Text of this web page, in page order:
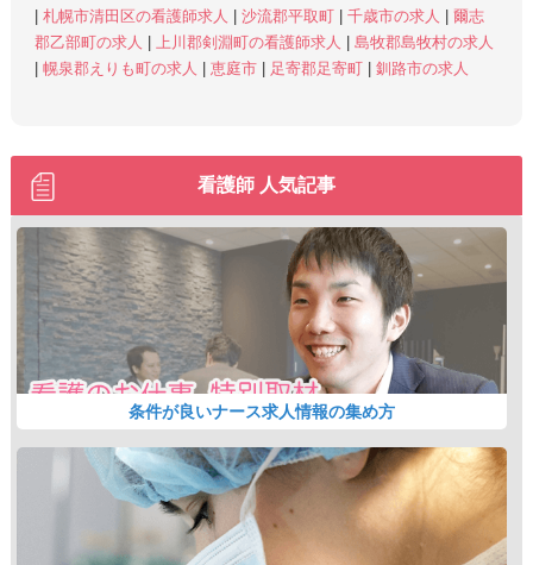
札幌市清田区の看護師求人 沙流郡平取町 千歳市の求人
爾志
郡乙部町の求人
上川郡剣淵町の看護師求人
島牧郡島牧村の求人
幌泉郡えりも町の求人 恵庭市 足寄郡足寄町 釧路市の求人
看護師 人気記事
条件が良いナース求人情報の集め方